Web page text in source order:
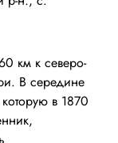
км к северо-
В середине
в 1870